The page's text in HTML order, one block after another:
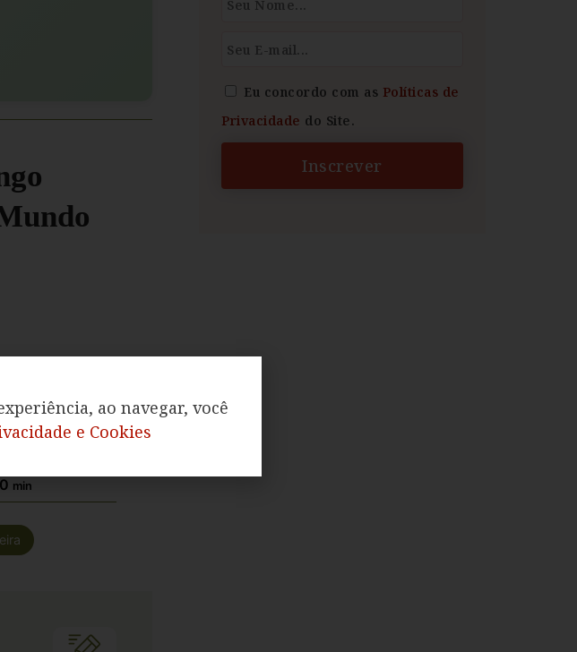
min
Eu concordo com as Políticas de
Privacidade do Site.
Inscrever
ao navegar, você
e Cookies